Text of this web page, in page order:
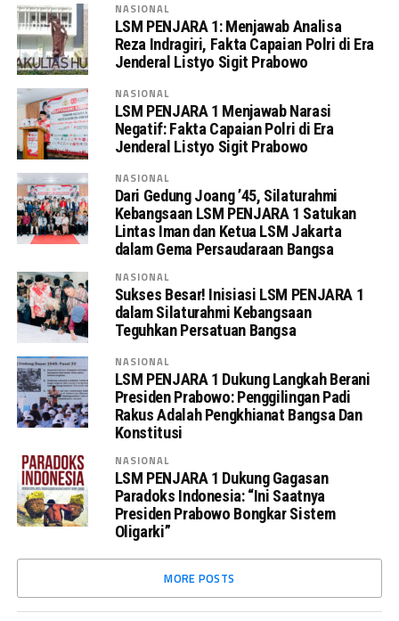
NASIONAL
LSM PENJARA 1: Menjawab Analisa
Reza Indragiri, Fakta Capaian Polri di Era
Jenderal Listyo Sigit Prabowo
NASIONAL
LSM PENJARA 1 Menjawab Narasi
Negatif: Fakta Capaian Polri di Era
Jenderal Listyo Sigit Prabowo
NASIONAL
Dari Gedung Joang ’45, Silaturahmi
Kebangsaan LSM PENJARA 1 Satukan
Lintas Iman dan Ketua LSM Jakarta
dalam Gema Persaudaraan Bangsa
NASIONAL
Sukses Besar! Inisiasi LSM PENJARA 1
dalam Silaturahmi Kebangsaan
Teguhkan Persatuan Bangsa
NASIONAL
LSM PENJARA 1 Dukung Langkah Berani
Presiden Prabowo: Penggilingan Padi
Rakus Adalah Pengkhianat Bangsa Dan
Konstitusi
NASIONAL
LSM PENJARA 1 Dukung Gagasan
Paradoks Indonesia: “Ini Saatnya
Presiden Prabowo Bongkar Sistem
Oligarki”
MORE POSTS